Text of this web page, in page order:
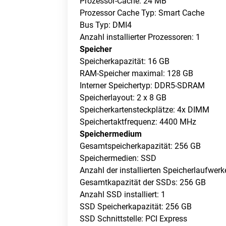
Prozessor Cache Typ: Smart Cache
Bus Typ: DMI4
Anzahl installierter Prozessoren: 1
Speicher
Speicherkapazität: 16 GB
RAM-Speicher maximal: 128 GB
Interner Speichertyp: DDR5-SDRAM
Speicherlayout: 2 x 8 GB
Speicherkartensteckplätze: 4x DIMM
Speichertaktfrequenz: 4400 MHz
Speichermedium
Gesamtspeicherkapazität: 256 GB
Speichermedien: SSD
Anzahl der installierten
Gesamtkapazität der SSDs: 256 GB
Anzahl SSD installiert: 1
SSD Speicherkapazität: 256 GB
SSD Schnittstelle: PCI Express